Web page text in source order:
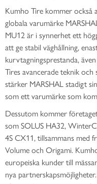
Kumho Tire kommer också
globala varumärke
MU12 är i synnerhet ett
att ge stabil väghållning,
kurvtagningsprestanda,
Tires avancerade teknik
stärker MARSHAL stadigt
som ett varumärke som
Dessutom kommer
som SOLUS HA32,
4S CX11, tillsammans med
Volume och Origami.
europeiska kunder till
nya